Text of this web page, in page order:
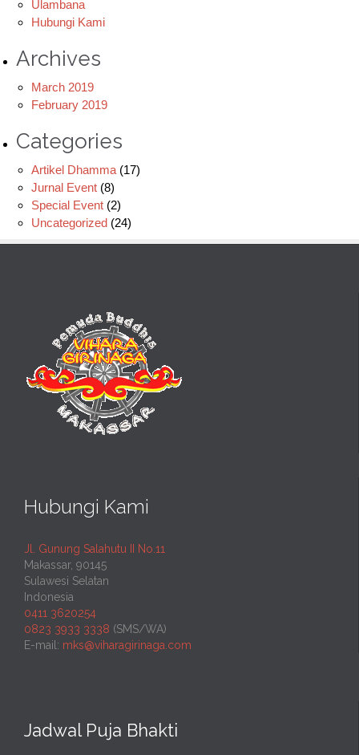
Ulambana
Hubungi Kami
Archives
March 2019
February 2019
Categories
Artikel Dhamma (17)
Jurnal Event (8)
Special Event (2)
Uncategorized (24)
Hubungi Kami
Jl. Gunung Salahutu II No.11
Makassar, 90145
Sulawesi Selatan
Indonesia
0411 3620254
0823 3933 3338 (SMS/WA)
E-mail: mks@viharagirinaga.com
Jadwal Puja Bhakti